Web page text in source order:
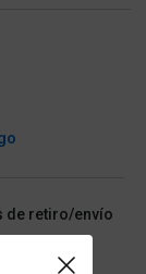
de retiro/envío